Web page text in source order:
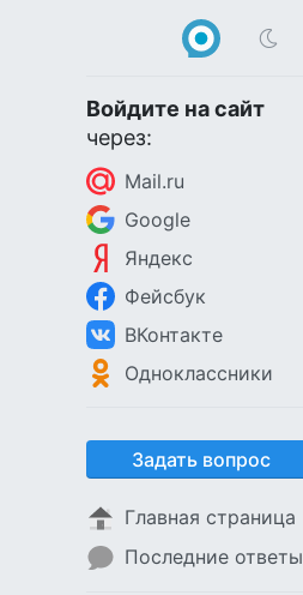
Войдите на сайт
через:
Mail.ru
Google
Яндекс
Фейсбук
ВКонтакте
Одноклассники
Задать вопрос
Главная страница
Последние ответы